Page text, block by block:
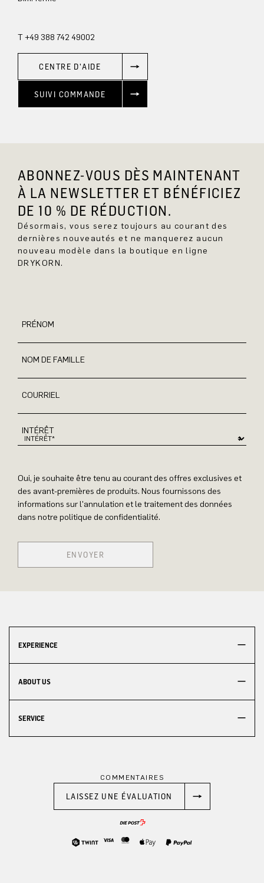
T +49 388 742 49002
CENTRE D'AIDE
SUIVI COMMANDE
ABONNEZ-VOUS DÈS MAINTENANT
À LA NEWSLETTER ET BÉNÉFICIEZ
DE 10 % DE RÉDUCTION.
Désormais, vous serez toujours au courant des
dernières nouveautés et ne manquerez aucun
nouveau modèle dans la boutique en ligne
DRYKORN.
PRÉNOM
NOM DE FAMILLE
COURRIEL
INTÉRÊT
Oui, je souhaite être tenu au courant des offres exclusives et
des avant-premières de produits. Nous fournissons des
informations sur l'annulation et le traitement des données
dans notre politique de confidentialité.
ENVOYER
EXPERIENCE
ABOUT US
SERVICE
COMMENTAIRES
LAISSEZ UNE ÉVALUATION